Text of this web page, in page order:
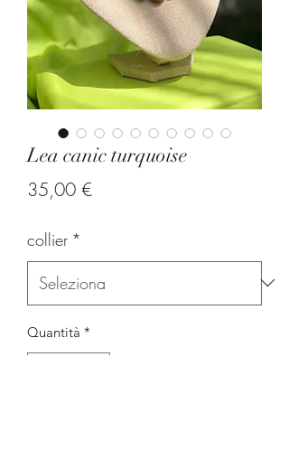
Lea canic turquoise
35,00 €Prezzo
collier *
Quantità *